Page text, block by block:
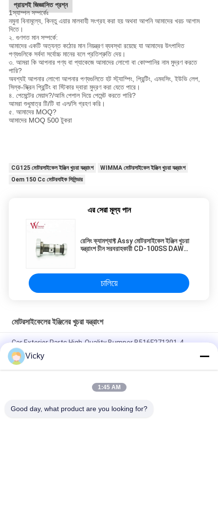
প্রায়শই জিজ্ঞাসিত প্রশ্ন
1স্যাম্পল সম্পর্কেঃ
নমুনা বিনামূল্যে, কিন্তু এয়ার মালবাহী সংগ্রহ করা হয় অথবা আপনি আমাদের খরচ আগাম
দিতে।
২. গুণগত মান সম্পর্কে:
আমাদের একটি অত্যন্ত কঠোর মান নিয়ন্ত্রণ ব্যবস্থা রয়েছে যা আমাদের উৎপাদিত
পণ্যগুলিকে সর্বদা সর্বোচ্চ মানের বলে প্রতিশ্রুতি দেয়।
৩. আমরা কি আপনার পণ্য বা প্যাকেজে আমাদের লোগো বা কোম্পানির নাম মুদ্রণ করতে
পারি?
অবশ্যই আপনার লোগো আপনার পণ্যগুলিতে হট স্ট্যাম্পিং, প্রিন্টিং, এমবসিং, ইউভি লেপ,
সিল্ক-স্ক্রিন প্রিন্টিং বা স্টিকার দ্বারা মুদ্রণ করা যেতে পারে।
৪. পেমেন্টের মেয়াদ?/আমি পেপাল দিয়ে পেমেন্ট করতে পারি?
আমরা শুধুমাত্র টি/টি বা এল/সি গ্রহণ করি।
৫. আমাদের MOQ?
আমাদের MOQ 500 টুকরা
CG125 মোটরসাইকেল ইঞ্জিন খুচরা যন্ত্রাংশ
WIMMA মোটরসাইকেল ইঞ্জিন খুচরা যন্ত্রাংশ
Oem 150 Cc মোটরবাইক সিলিন্ডার
এর সেরা মূল্য পান
রেসিং ক্যামশ্যাফ্ট Assy মোটরসাইকেল ইঞ্জিন খুচরা
যন্ত্রাংশ চীন সরবরাহকারী CD-100SS DAWN
চালিয়ে
মোটরসাইকেলের ইঞ্জিনের খুচরা যন্ত্রাংশ
Car Exterior Parts High-Quality Bumper B516F271301-4
CHANAN OSHAN​ Z6 Starry White
স্টার্টার মোটর হন্ডা EX5 মোটরসাইকেল ইঞ্জিন খুচরা যন্ত্রাংশ সস্তা পাইকারি উচ্চ পারফরম্যান্স
Vicky
1:45 AM
Good day, what product are you looking for?